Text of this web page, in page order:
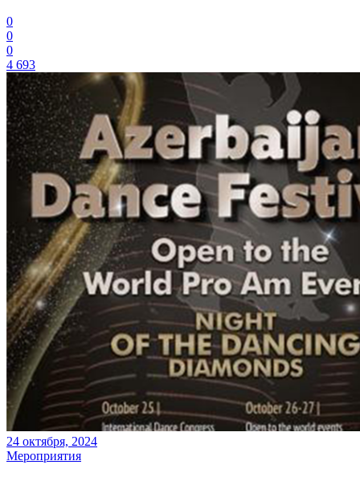
0
0
0
4 693
24 октября, 2024
Мероприятия